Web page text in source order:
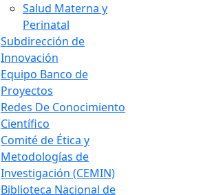
Salud Materna y
Perinatal
Subdirección de
Innovación
Equipo Banco de
Proyectos
Redes De Conocimiento
Científico
Comité de Ética y
Metodologías de
Investigación (CEMIN)
Biblioteca Nacional de